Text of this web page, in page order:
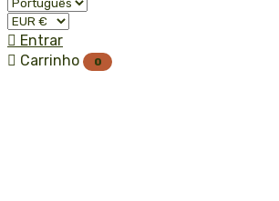
 Entrar
 Carrinho 0